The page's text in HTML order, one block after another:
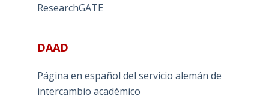
ResearchGATE
DAAD
Página en español del servicio alemán de
intercambio académico